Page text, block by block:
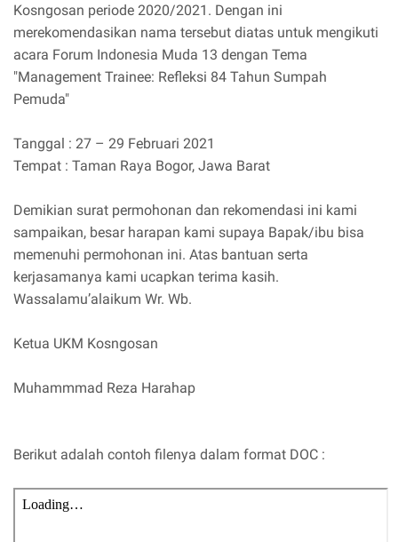
Kosngosan periode 2020/2021. Dengan ini
merekomendasikan nama tersebut diatas untuk mengikuti
acara Forum Indonesia Muda 13 dengan Tema
"Management Trainee: Refleksi 84 Tahun Sumpah
Pemuda"
Tanggal : 27 – 29 Februari 2021
Tempat : Taman Raya Bogor, Jawa Barat
Demikian surat permohonan dan rekomendasi ini kami
sampaikan, besar harapan kami supaya Bapak/ibu bisa
memenuhi permohonan ini. Atas bantuan serta
kerjasamanya kami ucapkan terima kasih.
Wassalamu’alaikum Wr. Wb.
Ketua UKM Kosngosan
Muhammmad Reza Harahap
Berikut adalah contoh filenya dalam format DOC :